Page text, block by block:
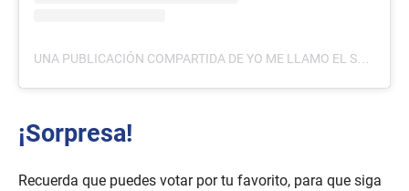
UNA PUBLICACIÓN COMPARTIDA DE YO ME LLAMO EL SALVADOR (@YOMELLAMOELSALVADOR)
¡Sorpresa!
Recuerda que puedes votar por tu favorito, para que siga